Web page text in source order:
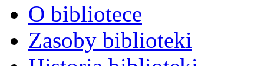
O bibliotece
Zasoby biblioteki